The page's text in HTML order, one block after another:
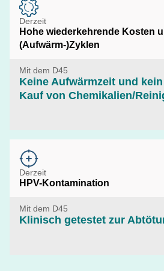
Derzeit
Hohe wiederkehrende Kosten
(Aufwärm-)Zyklen
Mit dem D45
Keine Aufwärmzeit und
Kauf von Chemikalien/
Derzeit
HPV-Kontamination
Mit dem D45
Klinisch getestet zur